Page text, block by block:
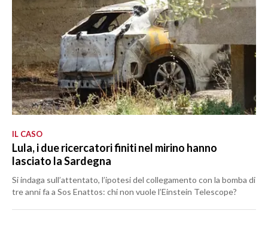
IL CASO
Lula, i due ricercatori finiti nel mirino hanno
lasciato la Sardegna
Si indaga sull’attentato, l’ipotesi del collegamento con la bomba di
tre anni fa a Sos Enattos: chi non vuole l’Einstein Telescope?